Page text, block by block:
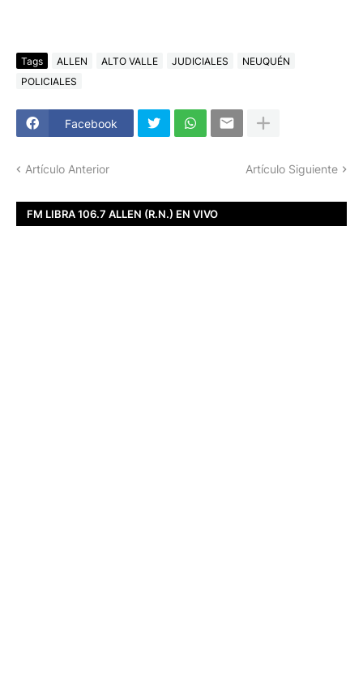
Tags ALLEN ALTO VALLE JUDICIALES
NEUQUÉN
POLICIALES
Facebook
Artículo Anterior Artículo Siguiente
FM LIBRA 106.7 ALLEN (R.N.) EN VIVO